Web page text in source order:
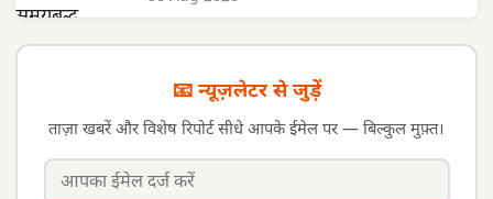
📧 न्यूज़लेटर से जुड़ें
ताज़ा खबरें और विशेष रिपोर्ट सीधे आपके ईमेल पर — बिल्कुल मुफ़्त।